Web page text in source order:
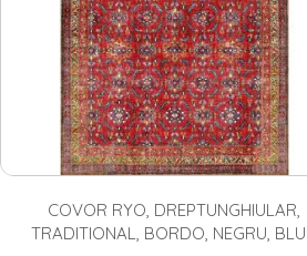
COVOR RYO, DREPTUNGHIULAR,
TRADITIONAL, BORDO, NEGRU,